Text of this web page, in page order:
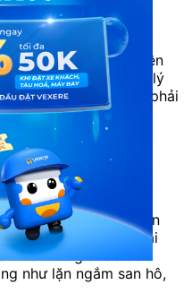
làng chài Hàm
vươn ra biển, tạo nên
Đây cũng là nơi lý
tươi sống với giá cả phải
quý” của Phú Quốc,
xanh, cát trắng mịn
Du khách có thể trải
nhất thế giới để đến
như lặn ngắm san hô,